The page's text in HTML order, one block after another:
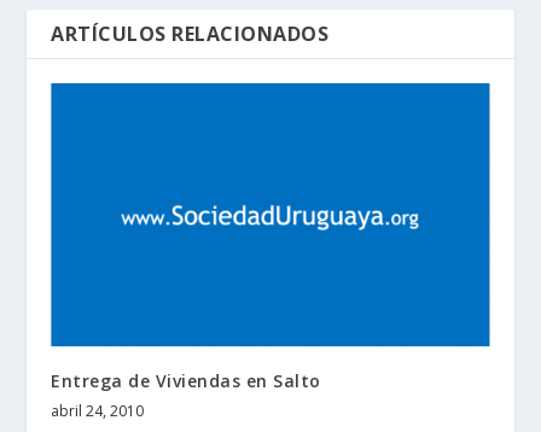
ARTÍCULOS RELACIONADOS
Entrega de Viviendas en Salto
abril 24, 2010